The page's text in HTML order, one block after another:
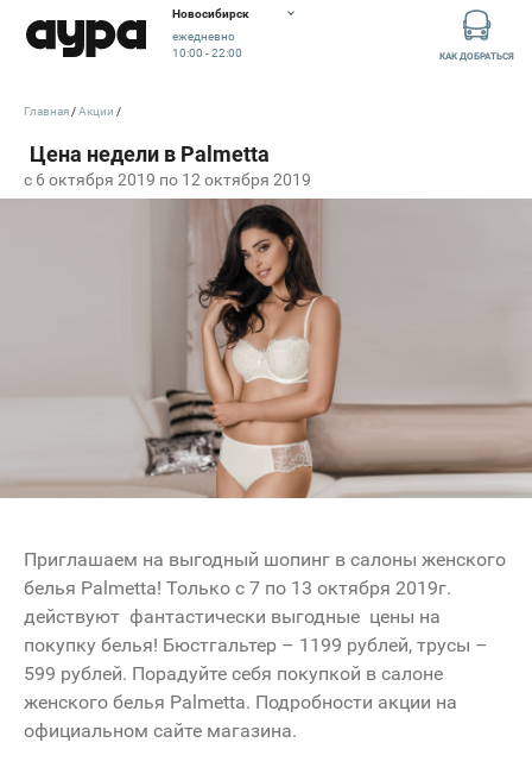
Новосибирск
ежедневно
10:00 - 22:00
КАК ДОБРАТЬСЯ
c 6 октября 2019 по 12 октября 2019
Главная Акции
Приглашаем на выгодный шопинг в салоны женского
белья Palmetta! Только с 7 по 13 октября 2019г.
действуют фантастически выгодные цены на
покупку белья! Бюстгальтер – 1199 рублей, трусы –
599 рублей. Порадуйте себя покупкой в салоне
женского белья Palmetta. Подробности акции на
официальном сайте магазина.